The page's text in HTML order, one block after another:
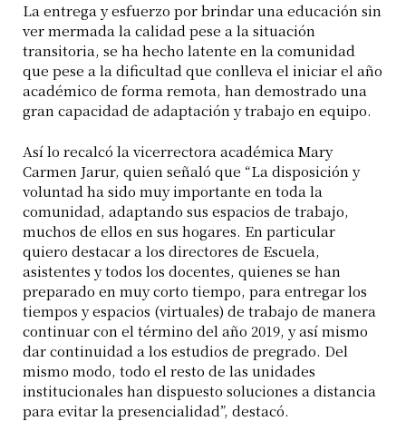
La entrega y esfuerzo por brindar una educación sin
ver mermada la calidad pese a la situación
transitoria, se ha hecho latente en la comunidad
que pese a la dificultad que conlleva el iniciar el año
académico de forma remota, han demostrado una
gran capacidad de adaptación y trabajo en equipo.
Así lo recalcó la vicerrectora académica Mary
Carmen Jarur, quien señaló que “La disposición y
voluntad ha sido muy importante en toda la
comunidad, adaptando sus espacios de trabajo,
muchos de ellos en sus hogares. En particular
quiero destacar a los directores de Escuela,
asistentes y todos los docentes, quienes se han
preparado en muy corto tiempo, para entregar los
tiempos y espacios (virtuales) de trabajo de manera
continuar con el término del año 2019, y así mismo
dar continuidad a los estudios de pregrado. Del
mismo modo, todo el resto de las unidades
institucionales han dispuesto soluciones a distancia
para evitar la presencialidad”, destacó.